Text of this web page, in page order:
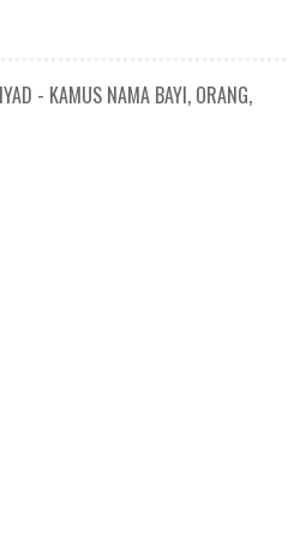
- KAMUS NAMA BAYI, ORANG,